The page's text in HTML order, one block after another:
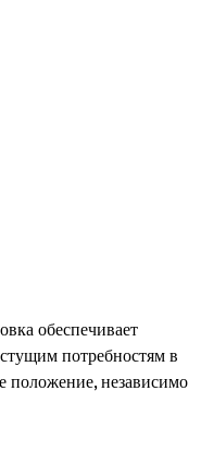
обеспечивает
потребностям в
положение, независимо